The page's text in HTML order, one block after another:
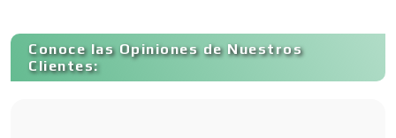
Carnicerías
Conoce las Opiniones de Nuestros
Clientes: